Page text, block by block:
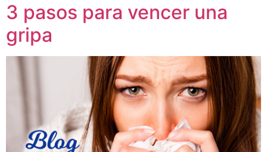
3 pasos para vencer una
gripa